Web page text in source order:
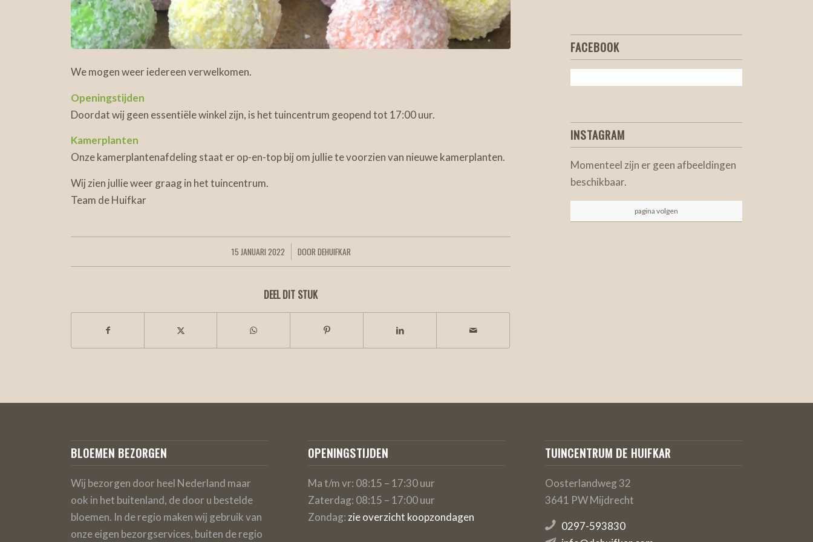
We mogen weer iedereen verwelkomen.
Openingstijden
Doordat wij geen essentiële winkel zijn, is het tuincentrum geopend tot 17:00 uur.
Kamerplanten
Onze kamerplantenafdeling staat er op-en-top bij om jullie te voorzien van nieuwe kamerplanten.
Wij zien jullie weer graag in het tuincentrum.
Team de Huifkar
15 JANUARI 2022
/ DOORDEHUIFKAR
DEEL DIT STUK
FACEBOOK
INSTAGRAM
Momenteel zijn er geen afbeeldingen
beschikbaar.
pagina volgen
BLOEMEN BEZORGEN
Wij bezorgen door heel Nederland maar
ook in het buitenland, de door u bestelde
bloemen. In de regio maken wij gebruik van
onze eigen bezorgservices, buiten de regio
OPENINGSTIJDEN
Ma t/m vr: 08:15 – 17:30 uur
Zaterdag: 08:15 – 17:00 uur
Zondag: zie overzicht koopzondagen
TUINCENTRUM DE HUIFKAR
Oosterlandweg 32
3641 PW Mijdrecht
0297-593830